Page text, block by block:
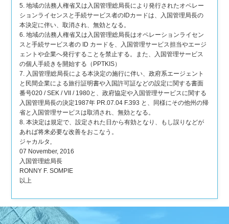
5. 地域の法務人権省又は入国管理総局長により発行されたオペレー
ションライセンスと手続サービス者のIDカードは、入国管理局長の
本決定に伴い、取消され、無効となる。
6. 地域の法務人権省又は入国管理総局長はオペレーションライセン
スと手続サービス者の ID カードを、入国管理サービス担当やエージ
ェントや企業へ発行することを禁止する。また、入国管理サービス
の個人手続きを開始する（PPTKIS）
7. 入国管理総局長による本決定の施行に伴い、政府系エージェント
と民間企業による旅行証明書や入国許可証などの設定に関する書面
番号020 / SEK / VII / 1980と、政府協定や入国管理サービスに関する
入国管理局長の決定1987年 PR.07.04 F.393 と、同様にその他州の帰
省と入国管理サービスは取消され、無効となる。
8. 本決定は規定で、設定された日から有効となり、もし誤りなどが
あれば将来必要な改善をおこなう。
ジャカルタ,
07 November, 2016
入国管理総局長
RONNY F. SOMPIE
以上